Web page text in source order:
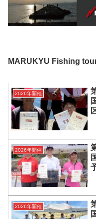
MARUKYU Fishing
2026年開催
2026年開催
2026年開催